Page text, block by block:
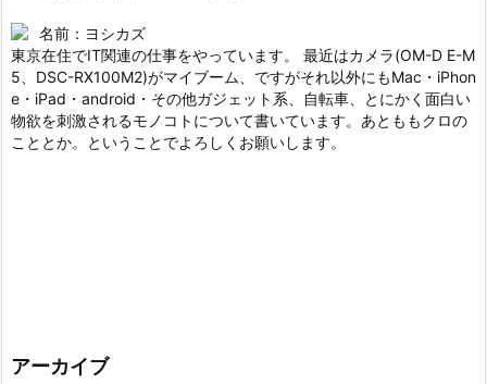
名前：ヨシカズ
東京在住でIT関連の仕事をやっています。 最近はカメラ(OM-D E-M
5、DSC-RX100M2)がマイブーム、ですがそれ以外にもMac・iPhon
e・iPad・android・その他ガジェット系、自転車、とにかく面白い
物欲を刺激されるモノコトについて書いています。あとももクロの
こととか。ということでよろしくお願いします。
アーカイブ